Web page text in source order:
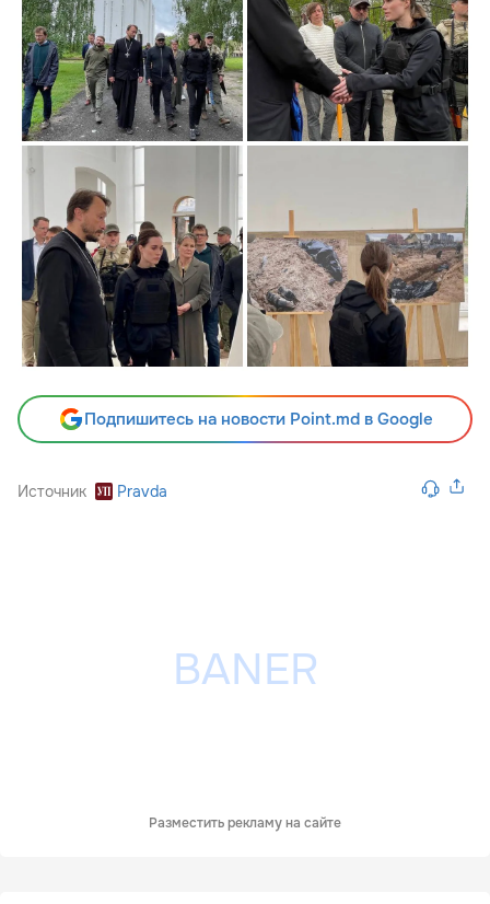
Подпишитесь на новости Point.md в Google
Источник Pravda
Разместить рекламу на сайте